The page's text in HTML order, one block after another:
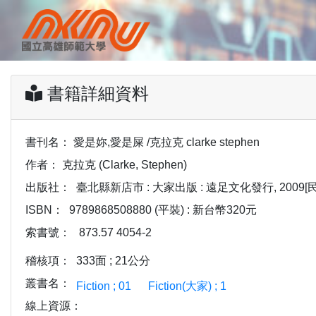
書籍詳細資料
書刊名：
愛是妳,愛是屎 /克拉克 clarke stephen
作者：
克拉克 (Clarke, Stephen)
出版社：
臺北縣新店市 : 大家出版 : 遠足文化發行, 2009[
ISBN：
9789868508880 (平裝) : 新台幣320元
索書號：
873.57 4054-2
稽核項：
333面 ; 21公分
叢書名：
Fiction ; 01
Fiction(大家) ; 1
線上資源：